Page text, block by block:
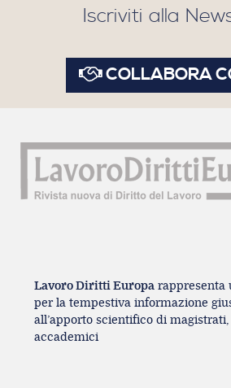
Iscriviti alla
COLLABORA
Lavoro Diritti Europa rappresenta
per la tempestiva informazione
all’apporto scientifico di
accademici